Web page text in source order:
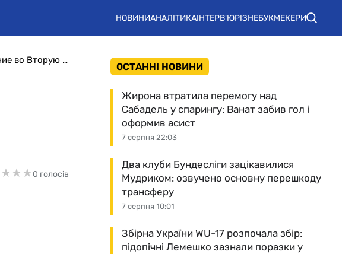
НОВИНИАНАЛІТИКАІНТЕРВ'ЮРІЗНЕБУКМЕКЕРИ
Финансовый крах? 24-кратному чемпиону Австрии грозит понижение во Вторую лигу
★★★
★★★0 голосів
ОСТАННІ НОВИНИ
7 серпня 22:03
Жирона втратила перемогу над
Сабадель у спарингу: Ванат забив гол і
оформив асист
7 серпня 10:01
Два клуби Бундесліги зацікавилися
Мудриком: озвучено основну перешкоду
трансферу
Збірна України WU-17 розпочала збір:
підопічні Лемешко зазнали поразки у